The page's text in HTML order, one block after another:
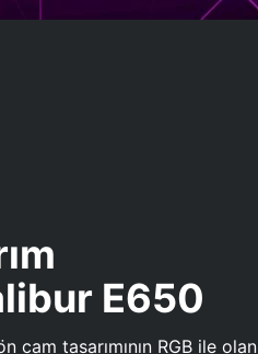
E650
cam tasarımının RGB ile olan